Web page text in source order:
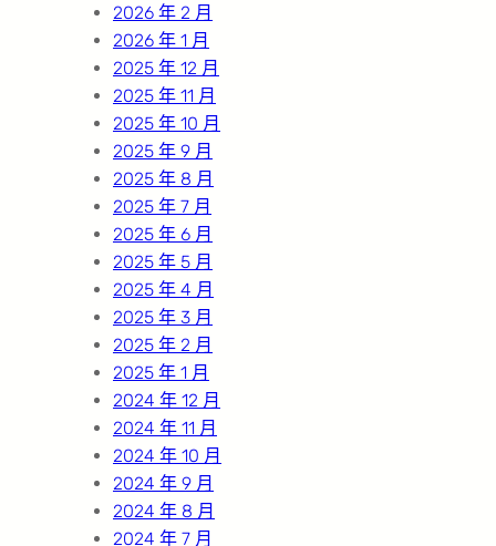
2026 年 2 月
2026 年 1 月
2025 年 12 月
2025 年 11 月
2025 年 10 月
2025 年 9 月
2025 年 8 月
2025 年 7 月
2025 年 6 月
2025 年 5 月
2025 年 4 月
2025 年 3 月
2025 年 2 月
2025 年 1 月
2024 年 12 月
2024 年 11 月
2024 年 10 月
2024 年 9 月
2024 年 8 月
2024 年 7 月